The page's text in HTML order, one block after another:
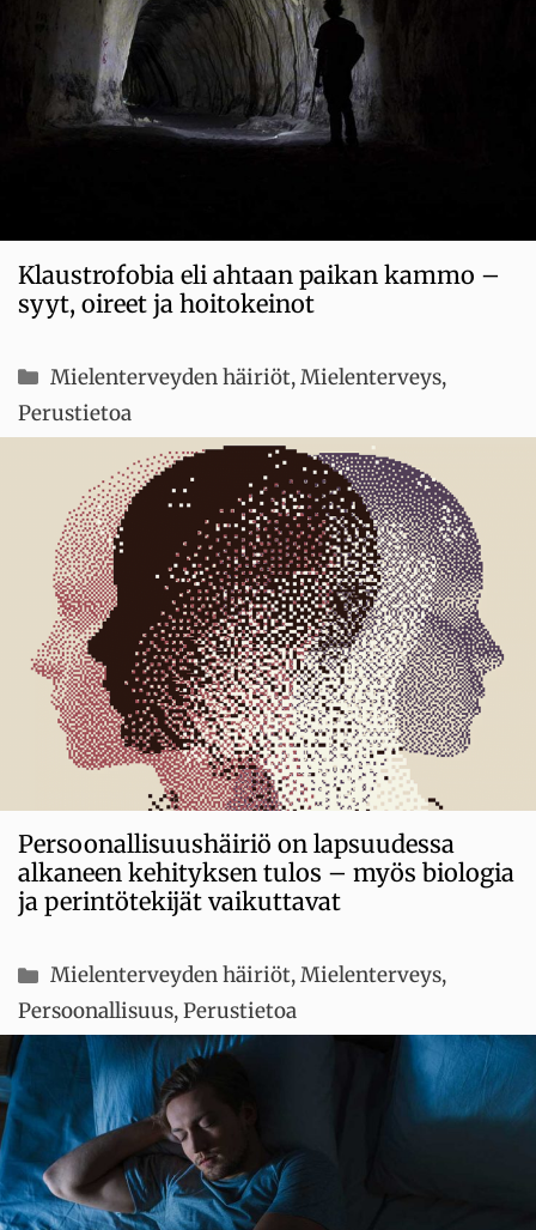
Klaustrofobia eli ahtaan paikan kammo –
syyt, oireet ja hoitokeinot
Kategoriat
Mielenterveyden häiriöt,Mielenterveys,
Perustietoa
Persoonallisuushäiriö on lapsuudessa
alkaneen kehityksen tulos – myös biologia
ja perintötekijät vaikuttavat
Kategoriat
Mielenterveyden häiriöt,Mielenterveys,
Persoonallisuus,Perustietoa